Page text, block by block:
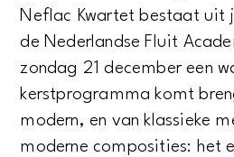
Neflac Kwartet bestaat uit
de Nederlandse Fluit
zondag 21 december een
kerstprogramma komt
modern, en van klassieke
moderne composities: het